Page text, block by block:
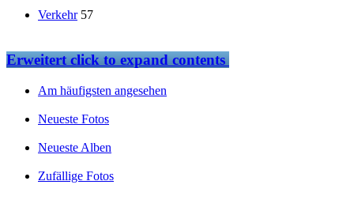
Verkehr 57
Erweitertclick to expand contents
Am häufigsten angesehen
Neueste Fotos
Neueste Alben
Zufällige Fotos